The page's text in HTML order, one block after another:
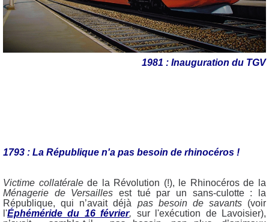
1981 : Inauguration du TGV
1793 : La République n'a pas besoin de rhinocéros !
Victime collatéralede la Révolution (!), le Rhinocéros de la
Ménagerie de Versailles est tué par un sans-culotte : la
République, qui n’avait déjà pas besoin de savants (voir
l'Éphéméride du 16 février, sur l'exécution de Lavoisier),